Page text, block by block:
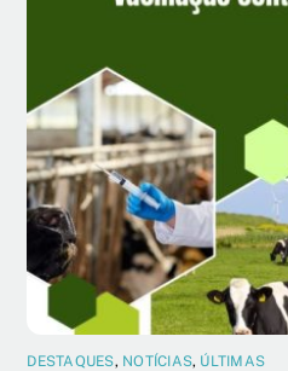
DESTAQUES, NOTÍCIAS, ÚLTIMAS